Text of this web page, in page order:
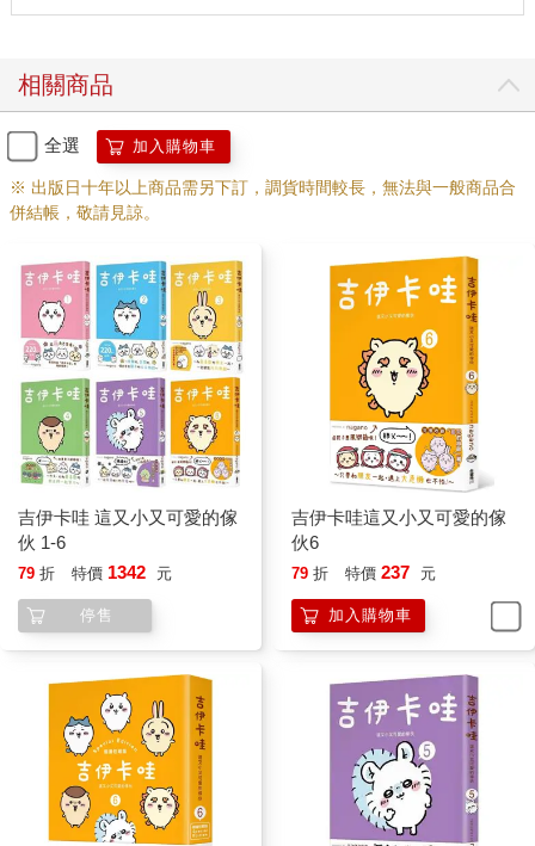
相關商品
全選 加入購物車
※ 出版日十年以上商品需另下訂，調貨時間較長，無法與一般商品合
併結帳，敬請見諒。
吉伊卡哇 這又小又可愛的傢
伙 1-6
79 折 特價 1342 元
停售
吉伊卡哇這又小又可愛的傢
伙6
79 折 特價 237 元
加入購物車